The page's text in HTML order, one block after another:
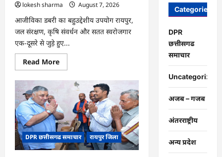
lokesh sharma
August 7, 2026
आजीविका डबरी का बहुउद्देशीय उपयोग रायपुर,
जल संरक्षण, कृषि संवर्धन और सतत स्वरोजगार
एक-दूसरे से जुड़े हुए...
Read MoreRead
more
CG
संरक्षण
से
बदला
जीवन
:
धमतरी
के
भोथापारा
DPR छत्तीसगढ समाचार रायपुर जिला
Categories
DPR
छत्तीसगढ
समाचार
Uncategorized
अजब – गजब
अंतरराष्ट्रीय
अन्य प्रदेश